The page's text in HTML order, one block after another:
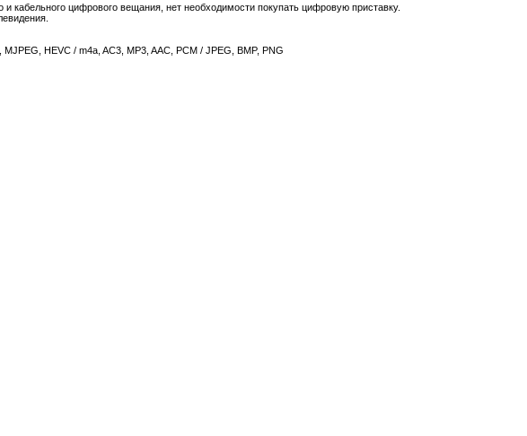
цифрового вещания, нет необходимости покупать цифровую приставку.
HEVC / m4a, AC3, MP3, AAC, PCM / JPEG, BMP, PNG